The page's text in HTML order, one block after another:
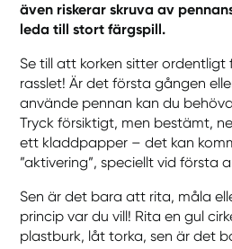
även riskerar skruva av
leda till stort färgspill.
Se till att korken sitter ordentligt
rasslet! Är det första gången
använde pennan kan du
Tryck försiktigt, men bestämt,
ett kladdpapper – det kan
”aktivering”, speciellt vid första
Sen är det bara att rita, måla
princip var du vill! Rita en gul
plastburk, låt torka, sen är det